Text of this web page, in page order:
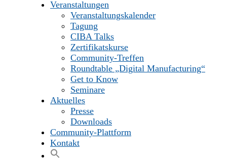
Veranstaltungen
Veranstaltungskalender
Tagung
CIBA Talks
Zertifikatskurse
Community-Treffen
Roundtable „Digital Manufacturing“
Get to Know
Seminare
Aktuelles
Presse
Downloads
Community-Plattform
Kontakt